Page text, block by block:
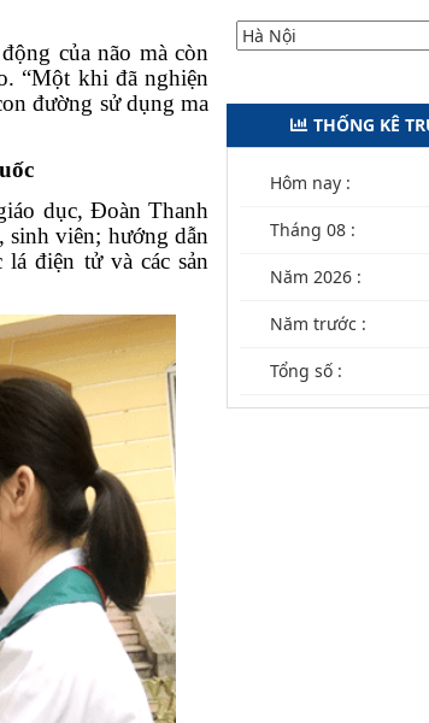
của não mà còn
“Một khi đã nghiện
đường sử dụng ma
dục, Đoàn Thanh
sinh viên; hướng dẫn
điện tử và các sản
THỐNG KÊ
Hôm nay :
Tháng 08 :
Năm 2026 :
Năm trước :
Tổng số :